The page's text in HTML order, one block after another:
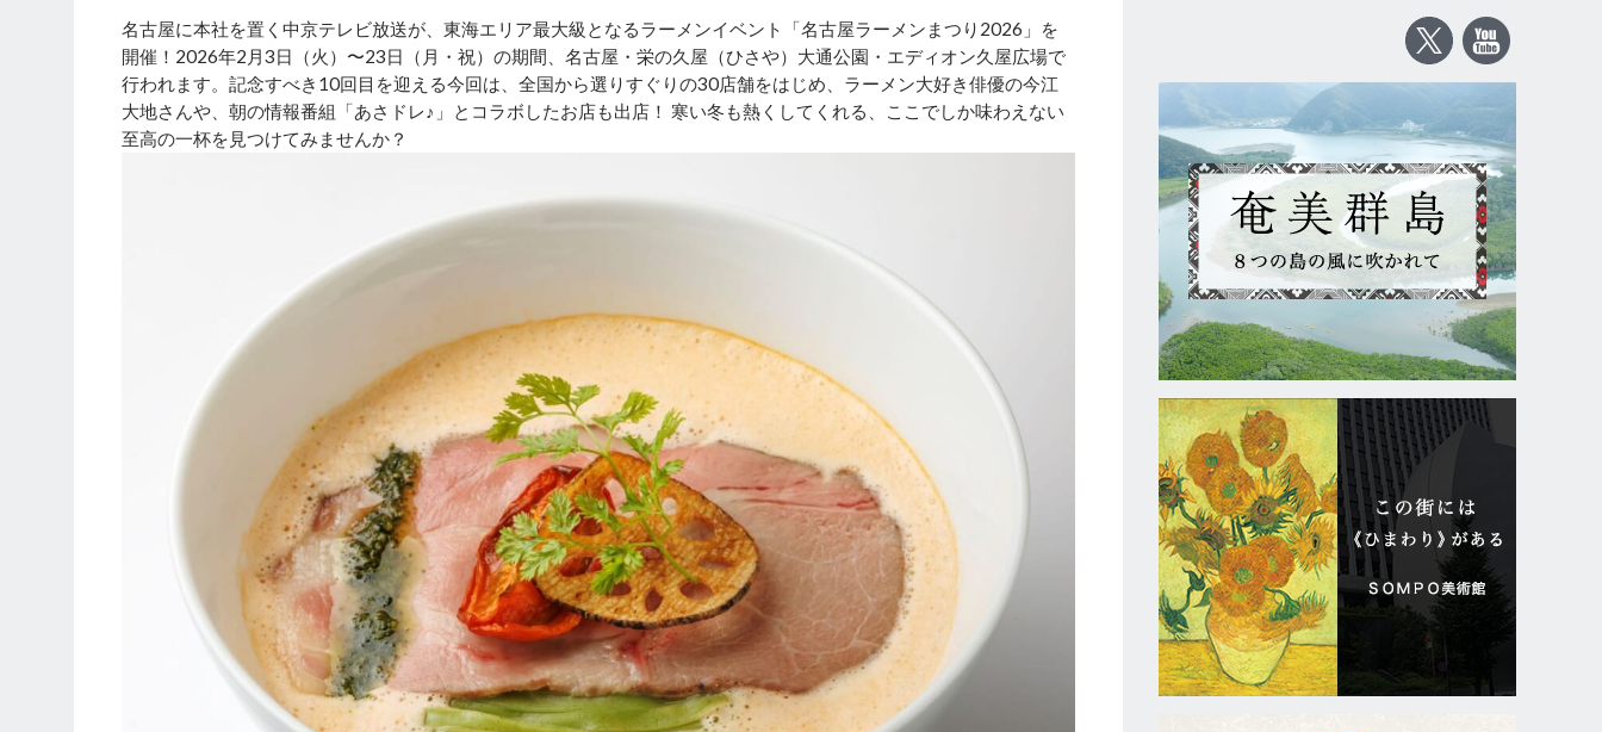
名古屋に本社を置く中京テレビ放送が、東海エリア最大級となるラーメンイベント「名古屋ラーメンまつり2026」を
開催！2026年2月3日（火）〜23日（月・祝）の期間、名古屋・栄の久屋（ひさや）大通公園・エディオン久屋広場で
行われます。記念すべき10回目を迎える今回は、全国から選りすぐりの30店舗をはじめ、ラーメン大好き俳優の今江
大地さんや、朝の情報番組「あさドレ♪」とコラボしたお店も出店！ 寒い冬も熱くしてくれる、ここでしか味わえない
至高の一杯を見つけてみませんか？